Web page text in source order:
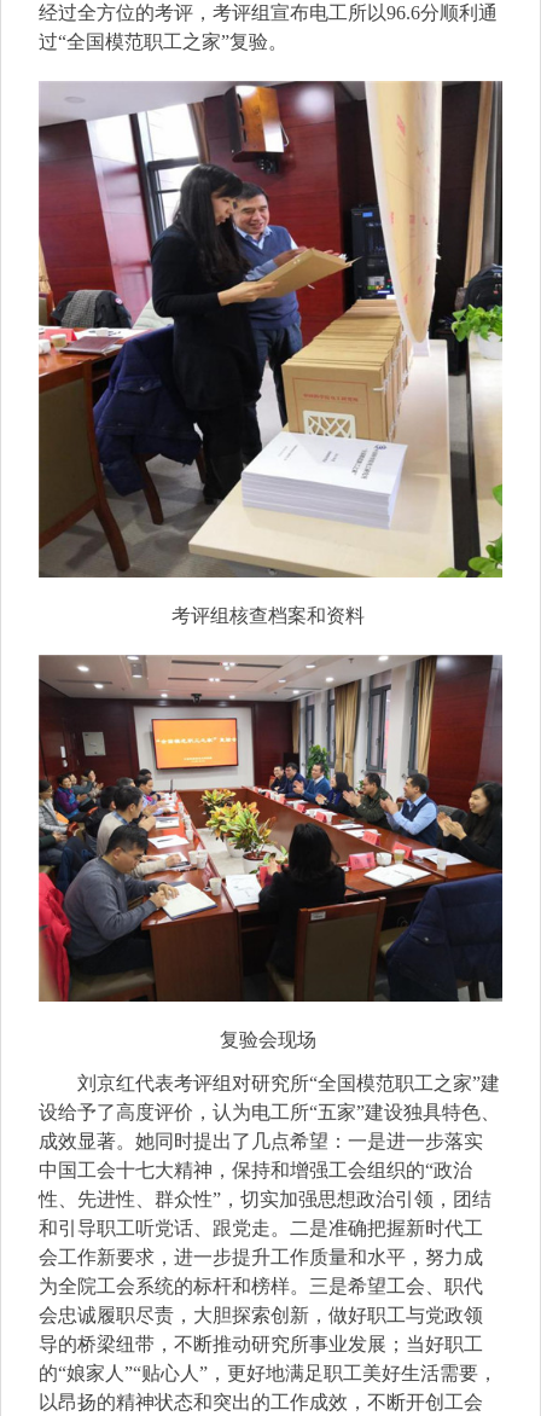
经过全方位的考评，考评组宣布电工所以96.6分顺利通
过“全国模范职工之家”复验。
考评组核查档案和资料
复验会现场
刘京红代表考评组 对研究所“全国模范职工之家”建
设给予了高度评价，认为电工所“五家”建设独具特色、
成效显著。她同时提出了几点希望：一是进一步落实
中国工会十七大精神，保持和增强工会组织的“政治
性、先进性、群众性”，切实加强思想政治引领，团结
和引导职工听党话、跟党走。二是准确把握新时代工
会工作新要求，进一步提升工作质量和水平，努力成
为全院工会系统的标杆和榜样。三是希望工会、职代
会忠诚履职尽责，大胆探索创新，做好职工与党政领
导的桥梁纽带，不断推动研究所事业发展；当好职工
的“娘家人”“贴心人”，更好地满足职工美好生活需要，
以昂扬的精神状态和突出的工作成效，不断开创工会